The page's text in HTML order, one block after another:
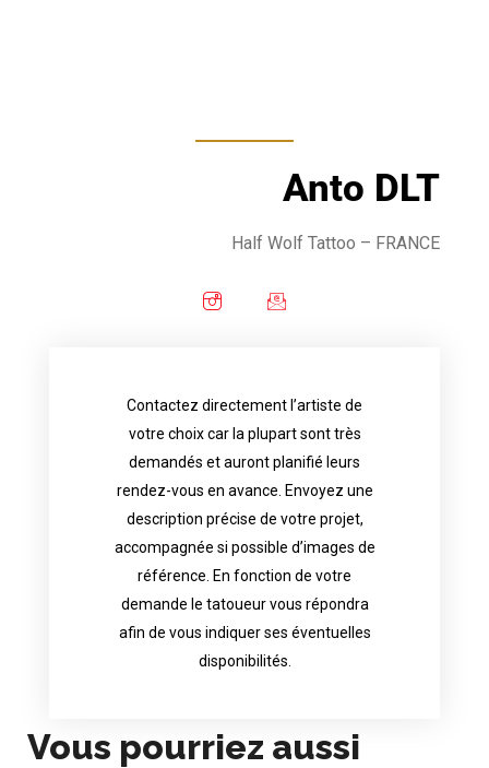
Anto DLT
Half Wolf Tattoo – FRANCE
Contactez directement l’artiste de
votre choix car la plupart sont très
demandés et auront planifié leurs
rendez-vous en avance. Envoyez une
description précise de votre projet,
accompagnée si possible d’images de
référence. En fonction de votre
demande le tatoueur vous répondra
afin de vous indiquer ses éventuelles
disponibilités.
Contact directly the artist of your
choice because most are in great
appointments in advance. Send an
accurate description of your project, if
possible attached with reference
images. Depending your request, the
tattoo artist will answer to tell you his
Vous pourriez aussi